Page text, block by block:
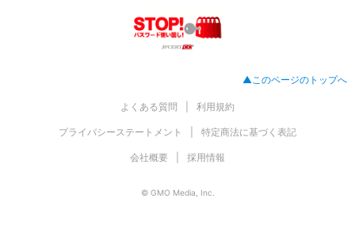
▲このページのトップへ
よくある質問 利用規約
プライバシーステートメント 特定商法に基づく表記
会社概要 採用情報
© GMO Media, Inc.